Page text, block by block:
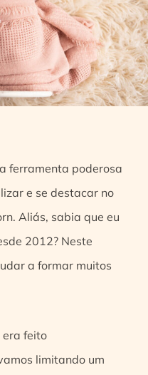
ferramenta poderosa
e se destacar no
Aliás, sabia que eu
2012? Neste
a formar muitos
era feito
limitando um